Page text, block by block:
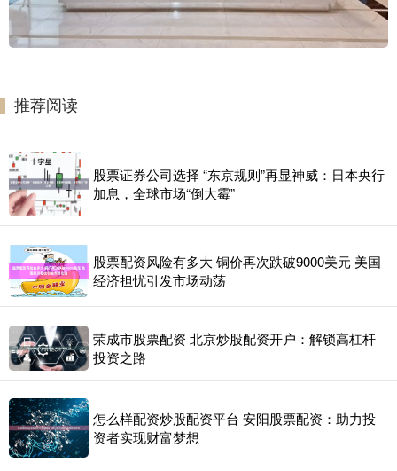
推荐阅读
股票证券公司选择 “东京规则”再显神威：日本央行
加息，全球市场“倒大霉”
股票配资风险有多大 铜价再次跌破9000美元 美国
经济担忧引发市场动荡
荣成市股票配资 北京炒股配资开户：解锁高杠杆
投资之路
怎么样配资炒股配资平台 安阳股票配资：助力投
资者实现财富梦想